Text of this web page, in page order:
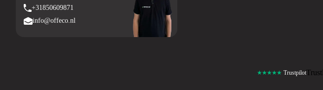
+31850609871
info@offeco.nl
★★★★★ Trustpilot